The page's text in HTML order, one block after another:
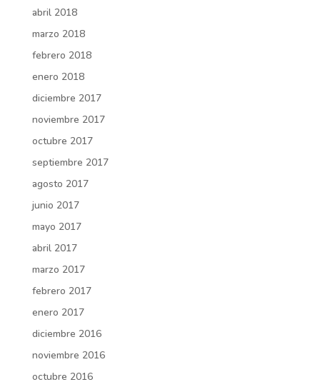
abril 2018
marzo 2018
febrero 2018
enero 2018
diciembre 2017
noviembre 2017
octubre 2017
septiembre 2017
agosto 2017
junio 2017
mayo 2017
abril 2017
marzo 2017
febrero 2017
enero 2017
diciembre 2016
noviembre 2016
octubre 2016